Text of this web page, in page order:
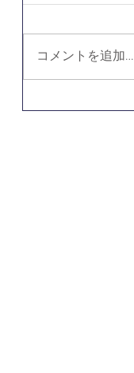
コメントを追加…